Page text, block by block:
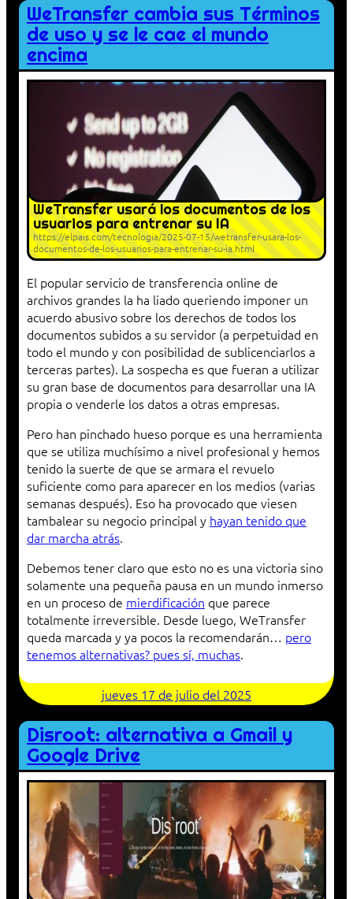
WeTransfer cambia sus Términos
de uso y se le cae el mundo
encima
WeTransfer usará los documentos de los
usuarios para entrenar su IA
https://elpais.com/tecnologia/2025-07-15/wetransfer-usara-los-
documentos-de-los-usuarios-para-entrenar-su-ia.html
El popular servicio de transferencia online de
archivos grandes la ha liado queriendo imponer un
acuerdo abusivo sobre los derechos de todos los
documentos subidos a su servidor (a perpetuidad en
todo el mundo y con posibilidad de sublicenciarlos a
terceras partes). La sospecha es que fueran a utilizar
su gran base de documentos para desarrollar una IA
propia o venderle los datos a otras empresas.
Pero han pinchado hueso porque es una herramienta
que se utiliza muchísimo a nivel profesional y hemos
tenido la suerte de que se armara el revuelo
suficiente como para aparecer en los medios (varias
semanas después). Eso ha provocado que viesen
tambalear su negocio principal y hayan tenido que
dar marcha atrás.
Debemos tener claro que esto no es una victoria sino
solamente una pequeña pausa en un mundo inmerso
en un proceso de mierdificación que parece
totalmente irreversible. Desde luego, WeTransfer
queda marcada y ya pocos la recomendarán… pero
tenemos alternativas? pues sí, muchas.
jueves 17 de julio del 2025
Disroot: alternativa a Gmail y
Google Drive